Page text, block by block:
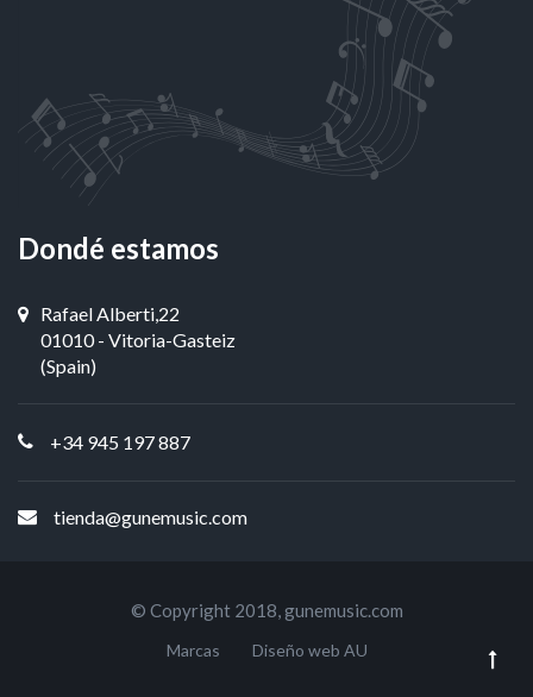
Dondé estamos
Rafael Alberti,22
01010 - Vitoria-Gasteiz
(Spain)
+34 945 197 887
tienda@gunemusic.com
© Copyright 2018,gunemusic.com
Marcas Diseño web AU